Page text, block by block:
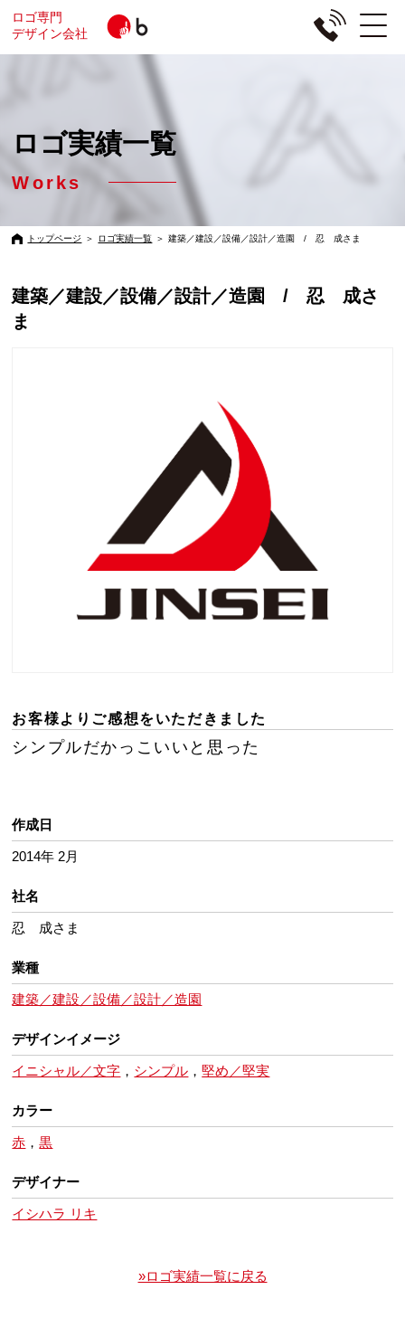
ロゴ専門
デザイン会社
ロゴ実績一覧
Works
トップページ ＞ ロゴ実績一覧 ＞ 建築／建設／設備／設計／造園 / 忍 成さま
建築／建設／設備／設計／造園 / 忍 成さ
ま
お客様よりご感想をいただきました
シンプルだかっこいいと思った
作成日
2014年 2月
社名
忍 成さま
業種
建築／建設／設備／設計／造園
デザインイメージ
イニシャル／文字 ， シンプル ，堅め／堅実
カラー
赤 ，黒
デザイナー
イシハラ リキ
»ロゴ実績一覧に戻る